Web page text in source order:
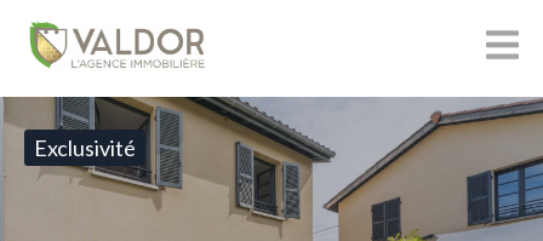
Exclusivité